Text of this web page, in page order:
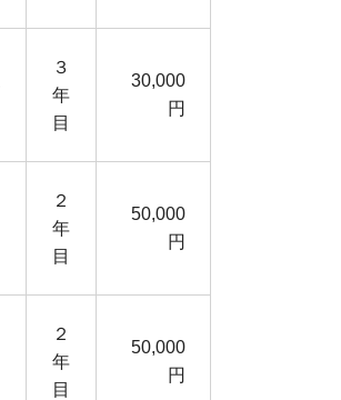
３
年
目
30,000
円
２
年
目
50,000
円
２
年
目
50,000
円